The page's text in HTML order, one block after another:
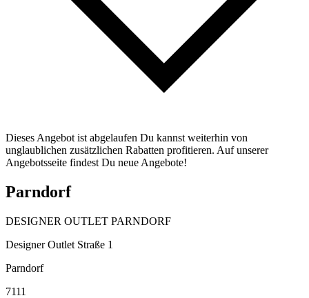
Dieses Angebot ist abgelaufen Du kannst weiterhin von
unglaublichen zusätzlichen Rabatten profitieren. Auf unserer
Angebotsseite findest Du neue Angebote!
Parndorf
DESIGNER OUTLET PARNDORF
Designer Outlet Straße 1
Parndorf
7111